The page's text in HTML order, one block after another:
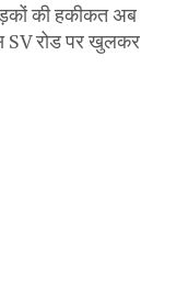
की हकीकत अब
SV रोड पर खुलकर